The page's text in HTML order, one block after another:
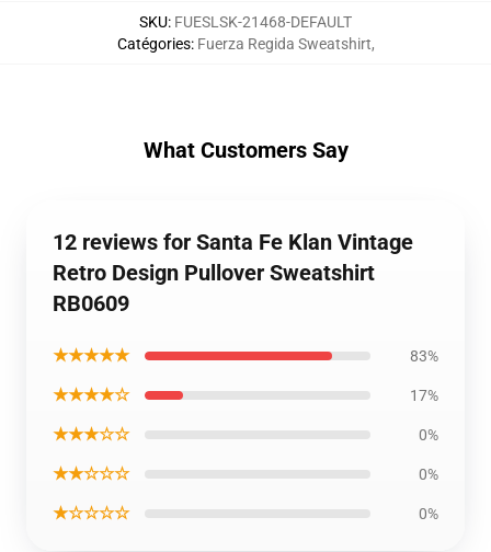
SKU: FUESLSK-21468-DEFAULT
Catégories: Fuerza Regida Sweatshirt,
What Customers Say
12 reviews for Santa Fe Klan Vintage
Retro Design Pullover Sweatshirt
RB0609
★★★★★ 83%
★★★★☆ 17%
★★★☆☆ 0%
★★☆☆☆ 0%
★☆☆☆☆ 0%